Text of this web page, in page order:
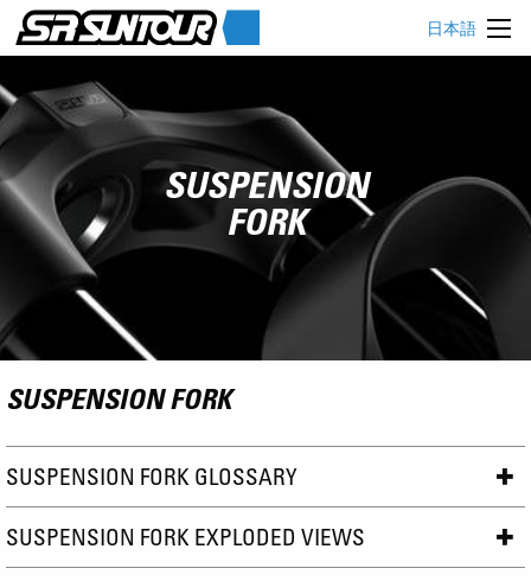
日本語
SUSPENSION
FORK
SUSPENSION FORK
SUSPENSION FORK GLOSSARY
SUSPENSION FORK EXPLODED VIEWS